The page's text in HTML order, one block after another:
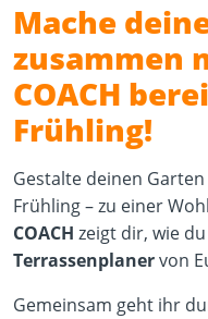
Mache
zusammen
COACH
Frühling!
Gestalte deinen
Frühling – zu einer
COACH zeigt dir, wie
Terrassenplanervon
Gemeinsam geht ihr